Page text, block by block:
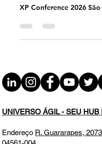
03.04.26 07h31
XP Conference 2026 São
UNIVERSO ÁGIL - SEU HUB